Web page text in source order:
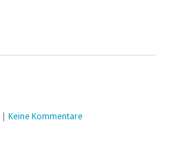
Keine Kommentare